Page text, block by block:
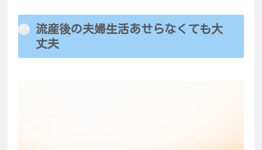
流産後の夫婦生活あせらなくても大
丈夫